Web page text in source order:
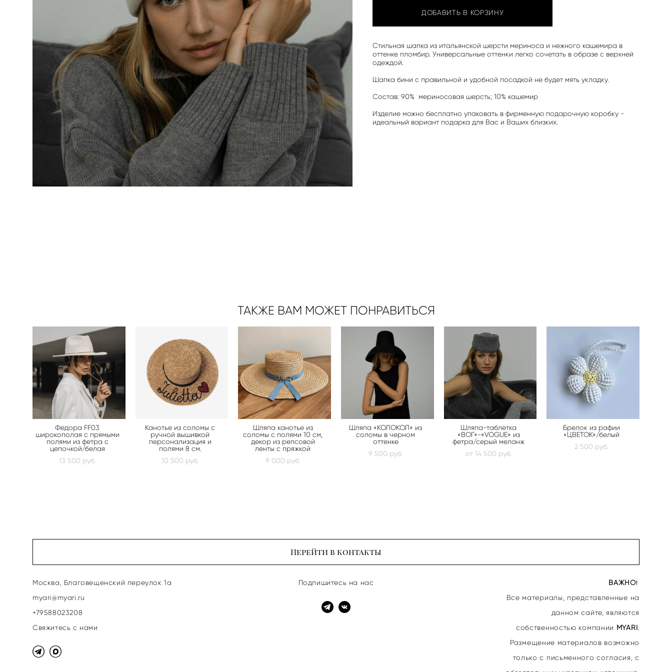
ДОБАВИТЬ В КОРЗИНУ
Стильная шапка из итальянской шерсти мериноса и нежного кашемира в
оттенке пломбир. Универсальные оттенки легко сочетать в образе с верхней
одеждой.
Шапка бини с правильной и удобной посадкой не будет мять укладку.
Состав: 90% мериносовая шерсть; 10% кашемир
Изделие можно бесплатно упаковать в фирменную подарочную коробку -
идеальный вариант подарка для Вас и Ваших близких.
ТАКЖЕ ВАМ МОЖЕТ ПОНРАВИТЬСЯ
Федора FF03
широкополая с прямыми
полями из фетра с
цепочкой/белая
13 500 pуб.
Канотье из соломы с
ручной вышивкой
персонализация и
полями 8 см.
10 500 pуб.
Шляпа канотье из
соломы с полями 10 см,
декор из репсовой
ленты с пряжкой
9 000 pуб.
Шляпа «КОЛОКОЛ» из
соломы в черном
оттенке
9 500 pуб.
Шляпа-таблетка
«ВОГ»-«VOGUE» из
фетра/серый меланж
от 14 500 pуб.
Брелок из рафии
«ЦВЕТОК»/белый
2 500 pуб.
Перейти в контакты
Москва, Благовещенский переулок 1а
myari@myari.ru
+79588023208
Свяжитесь с нами
Подпишитесь на нас ВАЖНО!
Все материалы, представленные на
данном сайте, являются
собственностью компании MYARI.
Размещение материалов возможно
только с письменного согласия, с